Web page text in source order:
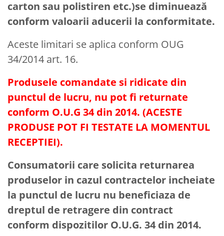
carton sau polistiren etc.)se diminuează
conform valoarii aducerii la conformitate.
Aceste limitari se aplica conform OUG
34/2014 art. 16.
Produsele comandate si ridicate din
punctul de lucru, nu pot fi returnate
conform O.U.G 34 din 2014. (ACESTE
PRODUSE POT FI TESTATE LA MOMENTUL
RECEPTIEI).
Consumatorii care solicita returnarea
produselor in cazul contractelor incheiate
la punctul de lucru nu beneficiaza de
dreptul de retragere din contract
conform dispozitilor O.U.G. 34 din 2014.